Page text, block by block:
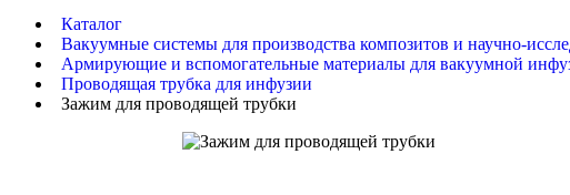
Каталог
Вакуумные системы для производства композитов и научно-
Армирующие и вспомогательные материалы для вакуумной
Проводящая трубка для инфузии
Зажим для проводящей трубки